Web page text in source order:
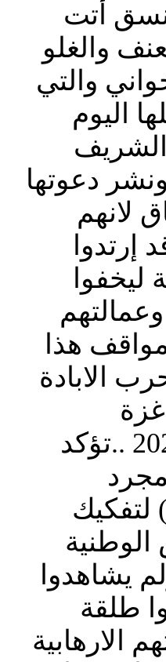
أتت
والغلو
والتي
اليوم
الشريف
ونشر دعوتها
لانهم
إرتدوا
ليخفوا
هذا
الابادة
والدائرة منذ2023 ..تؤكد
لتفكيك
الوطنية
يشاهدوا
طلقة
الارهابية